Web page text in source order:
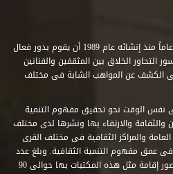
استطاع صندوق التنمية الثقافية على مدى خمسة وثلاثون عاماً منذ إنشائه عام 1989 أن يقوم بدور فعال
الخلاق بين المثقفين والفنانين
الكشف عن المواهب الشابة فى مختلف
نفس الوقت نحو تحقيق مفهوم التنمية
والارتقاء بها ونشرها لدى مختلف
والمراكز الثقافية فى مختلف القرى
عمق مفهوم التنمية الثقافية. وبلغ عدد
المكتبات التى أنشأها الصندوق فى أماكن لم يكن من المتصور إقامة مثل هذه المكتبات بها حوالى 90